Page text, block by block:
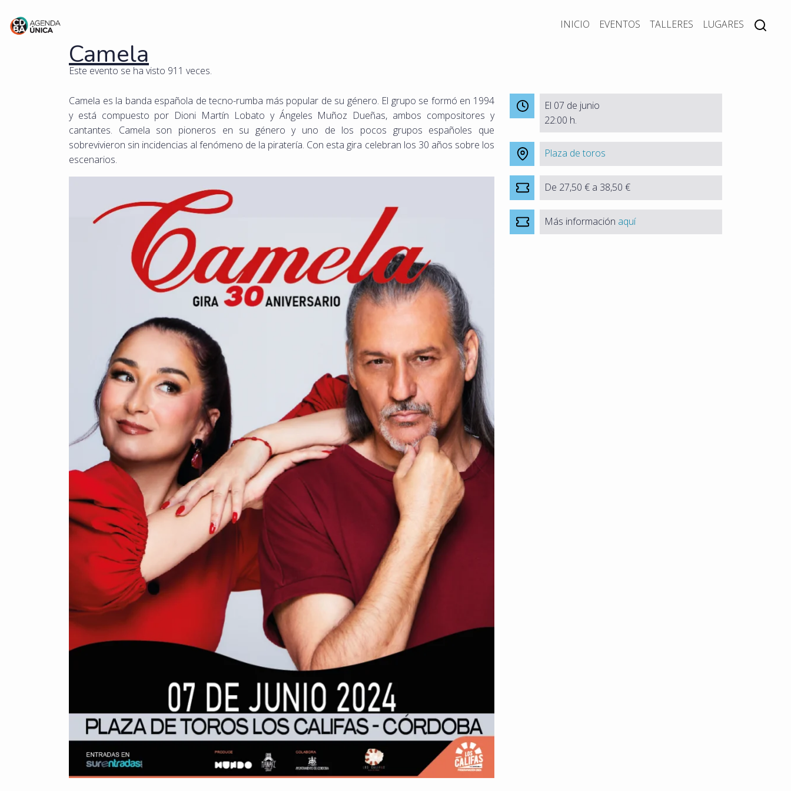
INICIO EVENTOS TALLERES LUGARES
Camela
Este evento se ha visto 911 veces.
Camela es la banda española de tecno-rumba más popular de su género. El grupo se formó en 1994
y está compuesto por Dioni Martín Lobato y Ángeles Muñoz Dueñas, ambos compositores y
cantantes. Camela son pioneros en su género y uno de los pocos grupos españoles que
sobrevivieron sin incidencias al fenómeno de la piratería. Con esta gira celebran los 30 años sobre los
escenarios.
El 07 de junio
22:00 h.
Plaza de toros
De 27,50 € a 38,50 €
Más información aquí